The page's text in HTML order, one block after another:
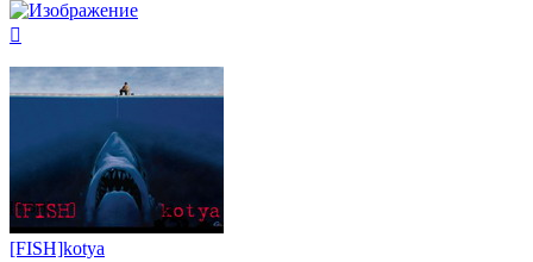
началу
[FISH]kotya